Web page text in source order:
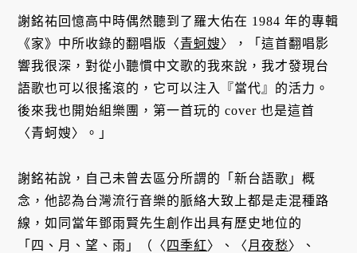
謝銘祐回憶高中時偶然聽到了羅大佑在 1984 年的專輯
《家》中所收錄的翻唱版〈青蚵嫂〉，「這首翻唱影
響我很深，對從小聽慣中文歌的我來說，我才發現台
語歌也可以很搖滾的，它可以注入『當代』的活力。
後來我也開始組樂團，第一首玩的 cover 也是這首
〈青蚵嫂〉。」
謝銘祐說，自己未曾去區分所謂的「新台語歌」概
念，他認為台灣流行音樂的脈絡大致上都是走混種路
線，如同當年鄧雨賢先生創作出具有歷史地位的
「四、月、望、雨」（〈 四季紅〉、〈 月夜愁〉、